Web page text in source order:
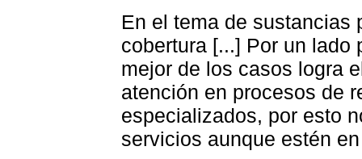
En el tema de sustancias
cobertura [...] Por un lado
mejor de los casos logra
atención en procesos de
especializados, por esto
servicios aunque estén